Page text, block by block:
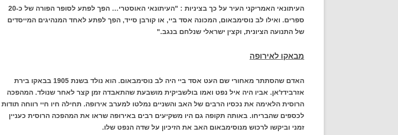
העיתונאי האמריקני העיר על כך בציניות : "העיתונאי האוסטרי… הפך לפתע לסופר הפורה של כ-20
ספרים. ואילו לב נוסימבאום, המכונה אסד ביי, או קורבן סייד, הפך לפתע לאחד המנהיגים המייסדים
של התנועה הציונית, וקצין ישראלי שנלחם בנגב."
מבאקו לאירופה
האדם שהסתתר מאחורי שם העט אסד ביי היה לב נוסימבאום. הוא נולד בשנת 1905 בבאקו בירת
אזרבידז'אן. אביו היה איל נפט ואמו בולשביקית מושבעת שהתאבדה זמן קצר לאחר שנולד. המהפכה
הרוסית הלאימה את נכסיו הרבים של האב והשניים נמלטו למערב אירופה. תחילה חיו חיי רווחה תודות
לכספים שהבריחו. באותה תקופה גם היו משקיעים רבים באירופה שראו את המהפכה הרוסית כעניין
זמני וביקשו לרכוש מנוסימבאום האב את הזיכיון על שדה הנפט שלו.